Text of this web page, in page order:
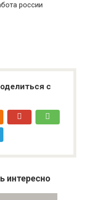
россии
с
интересно